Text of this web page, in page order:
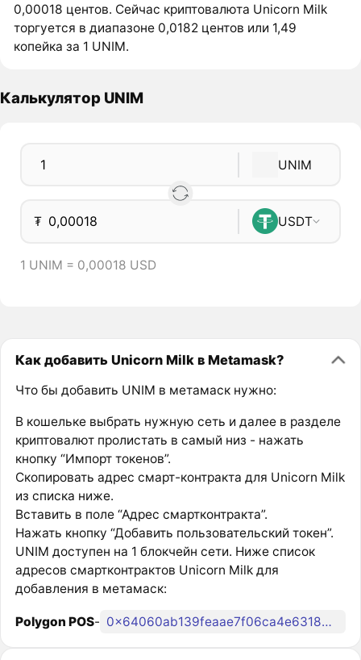
0,00018 центов. Сейчас криптовалюта Unicorn Milk
торгуется в диапазоне 0,0182 центов или 1,49
копейка за 1 UNIM.
Калькулятор UNIM
UNIM
₮ USDT
1 UNIM = 0,00018 USD
Как добавить Unicorn Milk в Metamask?
Что бы добавить UNIM в метамаск нужно:
В кошельке выбрать нужную сеть и далее в разделе
криптовалют пролистать в самый низ - нажать
кнопку “Импорт токенов”.
Скопировать адрес смарт-контракта для Unicorn Milk
из списка ниже.
Вставить в поле “Адрес смартконтракта”.
Нажать кнопку “Добавить пользовательский токен”.
UNIM доступен на 1 блокчейн сети. Ниже список
адресов смартконтрактов Unicorn Milk для
добавления в метамаск:
Polygon POS- 0x64060ab139feaae7f06ca4e63189d86adeb51691